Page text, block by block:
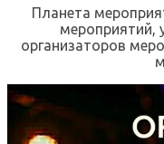
Планета
мероприятий,
организаторов